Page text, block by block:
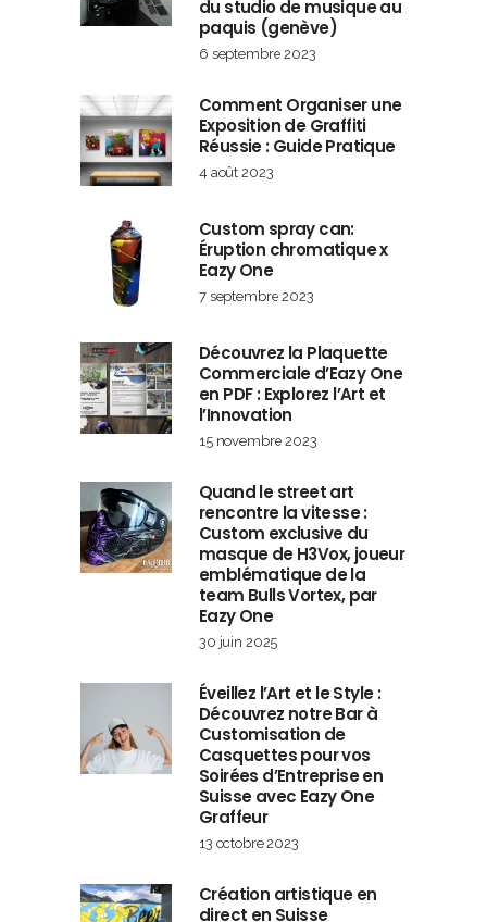
du studio de musique au
paquis (genève)
6 septembre 2023
Comment Organiser une
Exposition de Graffiti
Réussie : Guide Pratique
4 août 2023
Custom spray can:
Éruption chromatique x
Eazy One
7 septembre 2023
Découvrez la Plaquette
Commerciale d’Eazy One
en PDF : Explorez l’Art et
l’Innovation
15 novembre 2023
Quand le street art
rencontre la vitesse :
Custom exclusive du
masque de H3Vox, joueur
emblématique de la
team Bulls Vortex, par
Eazy One
30 juin 2025
Éveillez l’Art et le Style :
Découvrez notre Bar à
Customisation de
Casquettes pour vos
Soirées d’Entreprise en
Suisse avec Eazy One
Graffeur
13 octobre 2023
Création artistique en
direct en Suisse